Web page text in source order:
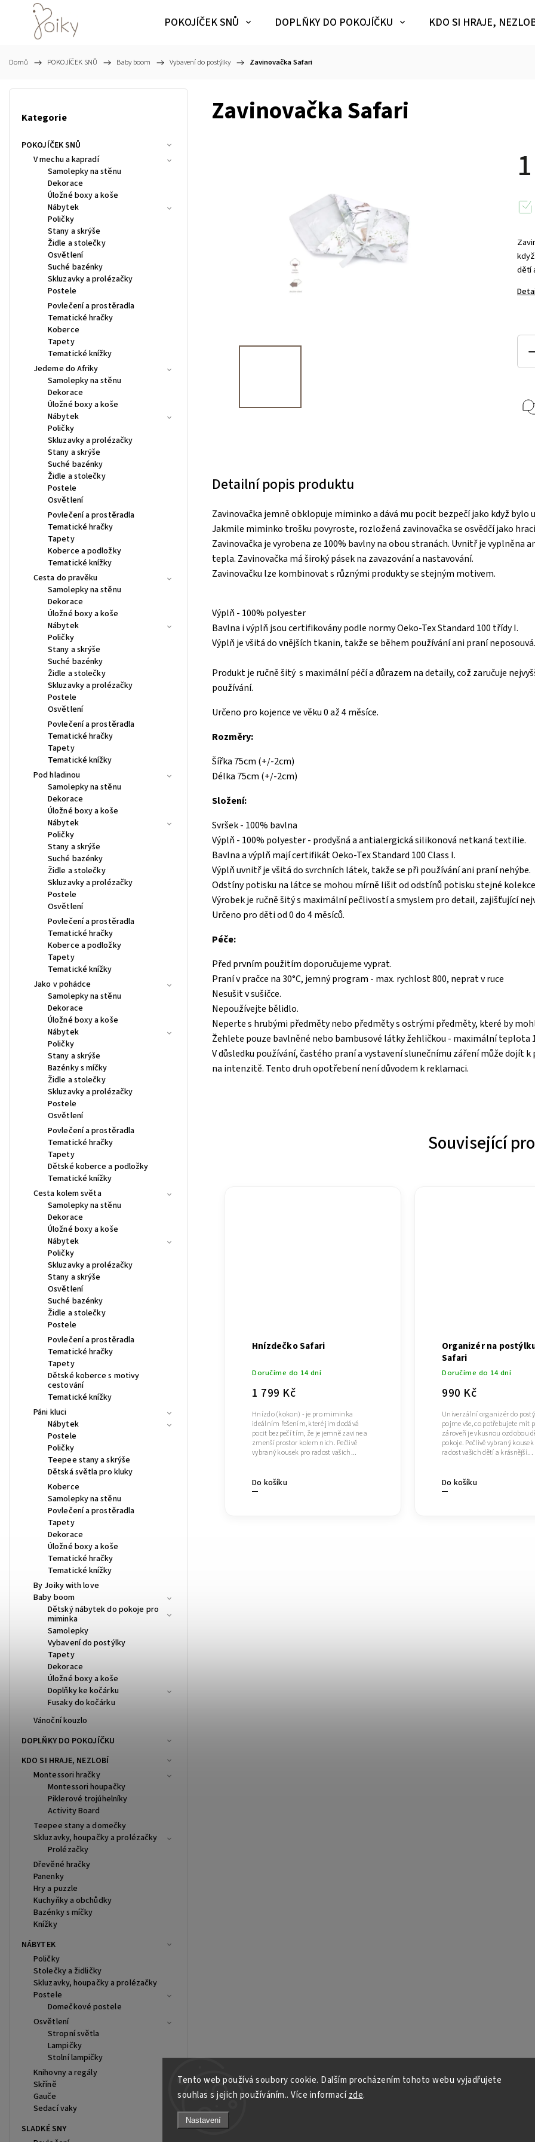
Tento web používá soubory cookie. Dalším procházením tohoto webu vyjadřujete
souhlas s jejich používáním.. Více informacízde.
Nastavení
POKOJÍČEK SNŮ DOPLŇKY DO POKOJÍČKU KDO SI HRAJE,
Domů / POKOJÍČEK SNŮ / Baby boom / Vybavení do postýlky / Zavinovačka Safari
Kategorie
POKOJÍČEK SNŮ
V mechu a kapradí
Samolepky na stěnu
Dekorace
Úložné boxy a koše
Nábytek
Poličky
Stany a skrýše
Židle a stolečky
Osvětlení
Suché bazénky
Skluzavky a prolézačky
Postele
Povlečení a prostěradla
Tematické hračky
Koberce
Tapety
Tematické knížky
Jedeme do Afriky
Samolepky na stěnu
Dekorace
Úložné boxy a koše
Nábytek
Poličky
Skluzavky a prolézačky
Stany a skrýše
Suché bazénky
Židle a stolečky
Postele
Osvětlení
Povlečení a prostěradla
Tematické hračky
Tapety
Koberce a podložky
Tematické knížky
Cesta do pravěku
Samolepky na stěnu
Dekorace
Úložné boxy a koše
Nábytek
Poličky
Stany a skrýše
Suché bazénky
Židle a stolečky
Skluzavky a prolézačky
Postele
Osvětlení
Povlečení a prostěradla
Tematické hračky
Tapety
Tematické knížky
Pod hladinou
Samolepky na stěnu
Dekorace
Úložné boxy a koše
Nábytek
Poličky
Stany a skrýše
Suché bazénky
Židle a stolečky
Skluzavky a prolézačky
Postele
Osvětlení
Povlečení a prostěradla
Tematické hračky
Koberce a podložky
Tapety
Tematické knížky
Jako v pohádce
Samolepky na stěnu
Dekorace
Úložné boxy a koše
Nábytek
Poličky
Stany a skrýše
Bazénky s míčky
Židle a stolečky
Skluzavky a prolézačky
Postele
Osvětlení
Povlečení a prostěradla
Tematické hračky
Tapety
Dětské koberce a podložky
Tematické knížky
Cesta kolem světa
Samolepky na stěnu
Dekorace
Úložné boxy a koše
Nábytek
Poličky
Skluzavky a prolézačky
Stany a skrýše
Osvětlení
Suché bazénky
Židle a stolečky
Postele
Povlečení a prostěradla
Tematické hračky
Tapety
Dětské koberce s motivy
cestování
Tematické knížky
Páni kluci
Nábytek
Postele
Poličky
Teepee stany a skrýše
Dětská světla pro kluky
Koberce
Samolepky na stěnu
Povlečení a prostěradla
Tapety
Dekorace
Úložné boxy a koše
Tematické hračky
Tematické knížky
By Joiky with love
Baby boom
Dětský nábytek do pokoje pro
miminka
Samolepky
Vybavení do postýlky
Tapety
Dekorace
Úložné boxy a koše
Doplňky ke kočárku
Fusaky do kočárku
Vánoční kouzlo
DOPLŇKY DO POKOJÍČKU
KDO SI HRAJE, NEZLOBÍ
Montessori hračky
Montessori houpačky
Piklerové trojúhelníky
Activity Board
Teepee stany a domečky
Skluzavky, houpačky a prolézačky
Prolézačky
Dřevěné hračky
Panenky
Hry a puzzle
Kuchyňky a obchůdky
Bazénky s míčky
Knížky
NÁBYTEK
Poličky
Stolečky a židličky
Skluzavky, houpačky a prolézačky
Postele
Domečkové postele
Osvětlení
Stropní světla
Lampičky
Stolní lampičky
Knihovny a regály
Skříně
Gauče
Sedací vaky
SLADKÉ SNY
Zavinovačka Safari
dětí
Detailní popis produktu
Zavinovačka jemně obklopuje miminko a dává mu pocit bezpečí jako když bylo
Jakmile miminko trošku povyroste, rozložená zavinovačka se osvědčí jako
Zavinovačka je vyrobena ze 100% bavlny na obou stranách. Uvnitř je
tepla. Zavinovačka má široký pásek na zavazování a nastavování.
Zavinovačku lze kombinovat s různými produkty se stejným motivem.
Výplň - 100% polyester
Bavlna i výplň jsou certifikovány podle normy Oeko-Tex Standard 100 třídy I.
Výplň je všitá do vnějších tkanin, takže se během používání ani praní neposouvá.
Produkt je ručně šitý s maximální péčí a důrazem na detaily, což zaručuje
používání.
Určeno pro kojence ve věku 0 až 4 měsíce.
Rozměry:
Šířka 75cm (+/-2cm)
Délka 75cm (+/-2cm)
Složení:
Svršek - 100% bavlna
Výplň - 100% polyester - prodyšná a antialergická silikonová netkaná textilie.
Bavlna a výplň mají certifikát Oeko-Tex Standard 100 Class I.
Výplň uvnitř je všitá do svrchních látek, takže se při používání ani praní nehýbe.
Odstíny potisku na látce se mohou mírně lišit od odstínů potisku stejné
Výrobek je ručně šitý s maximální pečlivostí a smyslem pro detail, zajišťující
Určeno pro děti od 0 do 4 měsíců.
Péče:
Před prvním použitím doporučujeme vyprat.
Praní v pračce na 30°C, jemný program - max. rychlost 800, neprat v ruce
Nesušit v sušičce.
Nepoužívejte bělidlo.
Neperte s hrubými předměty nebo předměty s ostrými předměty, které by
Žehlete pouze bavlněné nebo bambusové látky žehličkou - maximální teplota
V důsledku používání, častého praní a vystavení slunečnímu záření může
na intenzitě. Tento druh opotřebení není důvodem k reklamaci.
Související
Hnízdečko Safari
Doručíme do 14 dní
1 799 Kč
Do košíku
Hnízdo (kokon) - je pro miminka
ideálním řešením, které jim dodává
pocit bezpečí tím, že je jemně zavine a
zmenší prostor kolem nich. Pečlivě
vybraný kousek pro radost vašich...
Organizér na
Safari
Doručíme do 14 dní
990 Kč
Do košíku
Univerzální organizér do
pojme vše, co potřebujete mít
zároveň je vkusnou ozdobou
pokoje. Pečlivě vybraný
radost vašich dětí a krásnější...